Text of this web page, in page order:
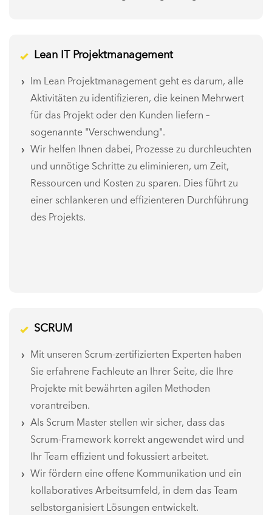
Lean IT Projektmanagement
Im Lean Projektmanagement geht es darum, alle
Aktivitäten zu identifizieren, die keinen Mehrwert
für das Projekt oder den Kunden liefern –
sogenannte "Verschwendung".
Wir helfen Ihnen dabei, Prozesse zu durchleuchten
und unnötige Schritte zu eliminieren, um Zeit,
Ressourcen und Kosten zu sparen. Dies führt zu
einer schlankeren und effizienteren Durchführung
des Projekts.
SCRUM
Mit unseren Scrum-zertifizierten Experten haben
Sie erfahrene Fachleute an Ihrer Seite, die Ihre
Projekte mit bewährten agilen Methoden
vorantreiben.
Als Scrum Master stellen wir sicher, dass das
Scrum-Framework korrekt angewendet wird und
Ihr Team effizient und fokussiert arbeitet.
Wir fördern eine offene Kommunikation und ein
kollaboratives Arbeitsumfeld, in dem das Team
selbstorganisiert Lösungen entwickelt.